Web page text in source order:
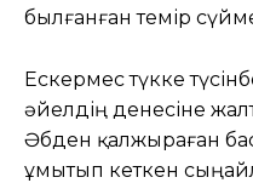
былғанған темір
Ескермес түкке
әйелдің денесіне
Әбден қалжыраған
ұмытып кеткен